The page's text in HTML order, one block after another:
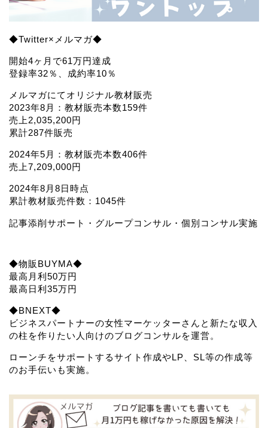
◆Twitter×メルマガ◆
開始4ヶ月で61万円達成
登録率32％、成約率10％
メルマガにてオリジナル教材販売
2023年8月：教材販売本数159件
売上2,035,200円
累計287件販売
2024年5月：教材販売本数406件
売上7,209,000円
2024年8月8日時点
累計教材販売件数：1045件
記事添削サポート・グループコンサル・個別コンサル実施
◆物販BUYMA◆
最高月利50万円
最高日利35万円
◆BNEXT◆
ビジネスパートナーの女性マーケッターさんと新たな収入
の柱を作りたい人向けのブログコンサルを運営。
ローンチをサポートするサイト作成やLP、SL等の作成等
のお手伝いも実施。